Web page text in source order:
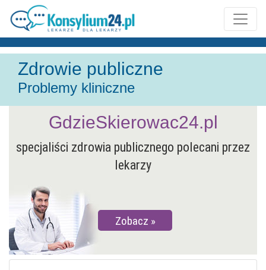
Zdrowie publiczne
Problemy kliniczne
specjaliści zdrowia publicznego polecani przez
lekarzy
Zobacz
GdzieSkierowac24.pl